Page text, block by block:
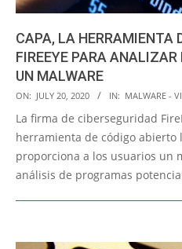
CAPA, LA HERRAMIENTA
FIREEYE PARA
UN MALWARE
2020-
07-
20
ON: JULY 20, 2020 IN: MALWARE -
La firma de ciberseguridad
herramienta de código abierto
proporciona a los usuarios un
análisis de programas